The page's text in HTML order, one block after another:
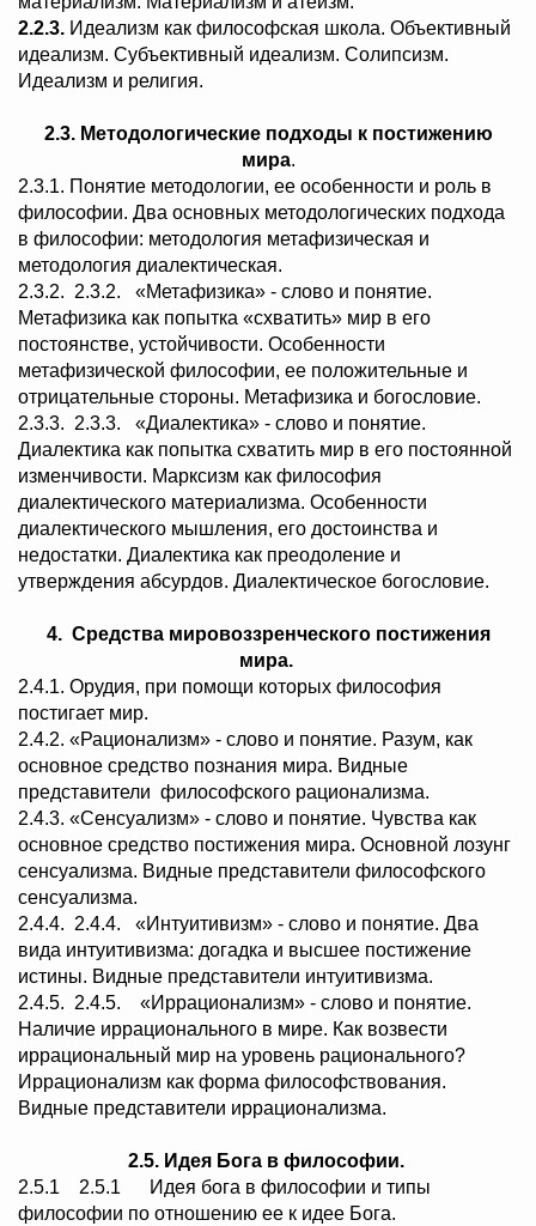
2.2.3. Идеализм как философская школа. Объективный
идеализм. Субъективный идеализм. Солипсизм.
Идеализм и религия.
2.3. Методологические подходы к постижению
мира.
2.3.1. Понятие методологии, ее особенности и роль в
философии. Два основных методологических подхода
в философии: методология метафизическая и
методология диалектическая.
2.3.2. 2.3.2. «Метафизика» - слово и понятие.
Метафизика как попытка «схватить» мир в его
постоянстве, устойчивости. Особенности
метафизической философии, ее положительные и
отрицательные стороны. Метафизика и богословие.
2.3.3. 2.3.3. «Диалектика» - слово и понятие.
Диалектика как попытка схватить мир в его постоянной
изменчивости. Марксизм как философия
диалектического материализма. Особенности
диалектического мышления, его достоинства и
недостатки. Диалектика как преодоление и
утверждения абсурдов. Диалектическое богословие.
4. Средства мировоззренческого постижения
мира.
2.4.1. Орудия, при помощи которых философия
постигает мир.
2.4.2. «Рационализм» - слово и понятие. Разум, как
основное средство познания мира. Видные
представители философского рационализма.
2.4.3. «Сенсуализм» - слово и понятие. Чувства как
основное средство постижения мира. Основной лозунг
сенсуализма. Видные представители философского
сенсуализма.
2.4.4. 2.4.4. «Интуитивизм» - слово и понятие. Два
вида интуитивизма: догадка и высшее постижение
истины. Видные представители интуитивизма.
2.4.5. 2.4.5. «Иррационализм» - слово и понятие.
Наличие иррационального в мире. Как возвести
иррациональный мир на уровень рационального?
Иррационализм как форма философствования.
Видные представители иррационализма.
2.5. Идея Бога в философии.
2.5.1 2.5.1 Идея бога в философии и типы
философии по отношению ее к идее Бога.